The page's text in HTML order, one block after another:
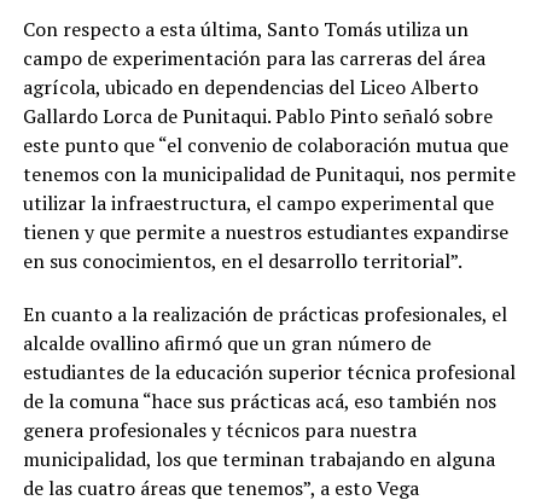
Con respecto a esta última, Santo Tomás utiliza un
campo de experimentación para las carreras del área
agrícola, ubicado en dependencias del Liceo Alberto
Gallardo Lorca de Punitaqui. Pablo Pinto señaló sobre
este punto que “el convenio de colaboración mutua que
tenemos con la municipalidad de Punitaqui, nos permite
utilizar la infraestructura, el campo experimental que
tienen y que permite a nuestros estudiantes expandirse
en sus conocimientos, en el desarrollo territorial”.
En cuanto a la realización de prácticas profesionales, el
alcalde ovallino afirmó que un gran número de
estudiantes de la educación superior técnica profesional
de la comuna “hace sus prácticas acá, eso también nos
genera profesionales y técnicos para nuestra
municipalidad, los que terminan trabajando en alguna
de las cuatro áreas que tenemos”, a esto Vega